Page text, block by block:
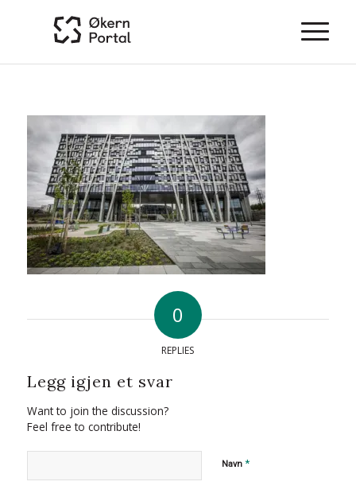
0
REPLIES
Legg igjen et svar
Want to join the discussion?
Feel free to contribute!
Navn *